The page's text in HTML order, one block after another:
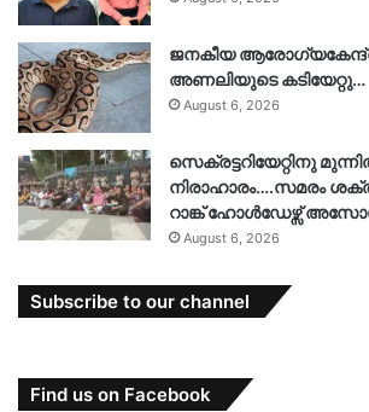
ജനകീയ
അണലിയുടെ കടിയേറ്റു…
August 6, 2026
സെക്രട്ടറിയേറ്റിനു
നിരാഹാരം….സമരം
റാങ്ക് ഹോൾഡേഴ്സ്
August 6, 2026
Subscribe to our channel
Find us on Facebook